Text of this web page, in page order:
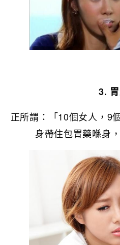
3.
正所謂：「10個女人，9
身帶住包胃藥喺身